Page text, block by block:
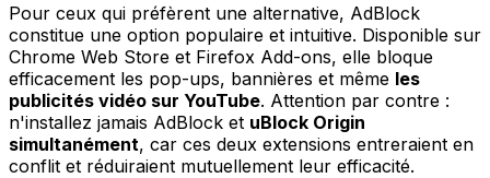
Pour ceux qui préfèrent une alternative, AdBlock
constitue une option populaire et intuitive. Disponible sur
Chrome Web Store et Firefox Add-ons, elle bloque
efficacement les pop-ups, bannières et même les
publicités vidéo sur YouTube. Attention par contre :
n'installez jamais AdBlock et uBlock Origin
simultanément, car ces deux extensions entreraient en
conflit et réduiraient mutuellement leur efficacité.